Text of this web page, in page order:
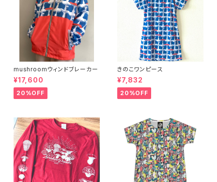
mushroomウィンドブレーカー
¥17,600
20%OFF
きのこワンピース
¥7,832
20%OFF